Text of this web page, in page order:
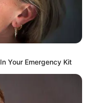
Your Emergency Kit